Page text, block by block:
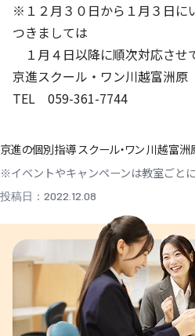
※１２月３０日から１月３日に
つきましては
１月４日以降に順次対応させ
京進スクール・ワン川越富洲原
TEL 059-361-7744
京進の個別指導 スクール・ワン 川越富
※イベントやキャンペーンは教室ごと
投稿日：2022.12.08